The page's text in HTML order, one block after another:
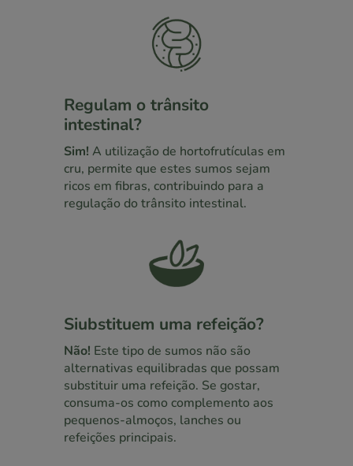
Regulam o trânsito
intestinal?
Sim! A utilização de hortofrutículas em
cru, permite que estes sumos sejam
ricos em fibras, contribuindo para a
regulação do trânsito intestinal.
Siubstituem uma refeição?
Não! Este tipo de sumos não são
alternativas equilibradas que possam
substituir uma refeição. Se gostar,
consuma-os como complemento aos
pequenos-almoços, lanches ou
refeições principais.